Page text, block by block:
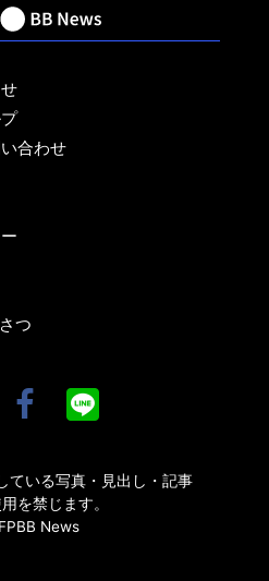
合わせ
つ
ている写真・見出し・記事
を禁じます。
News